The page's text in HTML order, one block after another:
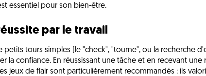
essentiel pour son bien-être.
par le travail
petits tours simples (le "check", "tourne", ou la recherche
la confiance. En réussissant une tâche et en recevant une
jeux de flair sont particulièrement recommandés : ils